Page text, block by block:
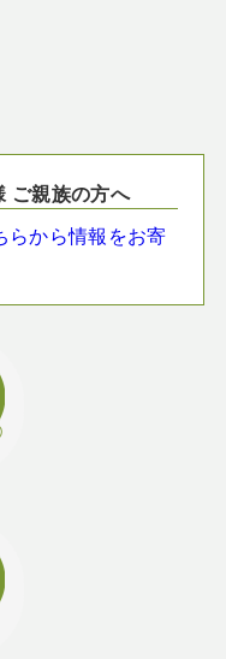
ご親族の方へ
らから情報をお寄